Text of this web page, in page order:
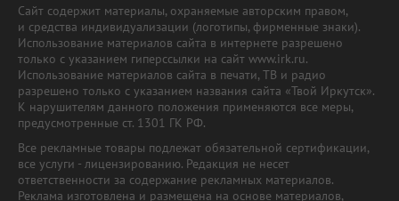
Сайт содержит материалы, охраняемые авторским правом,
и средства индивидуализации (логотипы, фирменные знаки).
Использование материалов сайта в интернете разрешено
только с указанием гиперссылки на сайт www.irk.ru.
Использование материалов сайта в печати, ТВ и радио
разрешено только с указанием названия сайта «Твой Иркутск».
К нарушителям данного положения применяются все меры,
предусмотренные ст. 1301 ГК РФ.
Все рекламные товары подлежат обязательной сертификации,
все услуги - лицензированию. Редакция не несет
ответственности за содержание рекламных материалов.
Реклама изготовлена и размещена на основе материалов,